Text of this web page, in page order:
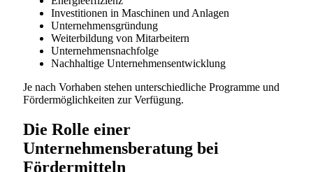
Investitionen in Maschinen und Anlagen
Unternehmensgründung
Weiterbildung von Mitarbeitern
Unternehmensnachfolge
Nachhaltige Unternehmensentwicklung
Je nach Vorhaben stehen unterschiedliche Programme und
Fördermöglichkeiten zur Verfügung.
Die Rolle einer
Unternehmensberatung bei
Fördermitteln